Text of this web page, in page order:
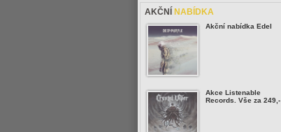
AKČNÍ NABÍDKA
Akční nabídka Edel
Akce Listenable
Records. Vše za 249,-